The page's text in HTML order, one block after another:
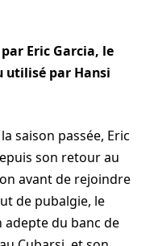
Eric Garcia, le
utilisé par Hansi
saison passée, Eric
son retour au
avant de rejoindre
de pubalgie, le
du banc de